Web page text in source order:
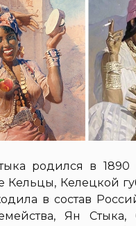
родился в 1890
Кельцы, Келецкой
в состав
Ян Стыка,